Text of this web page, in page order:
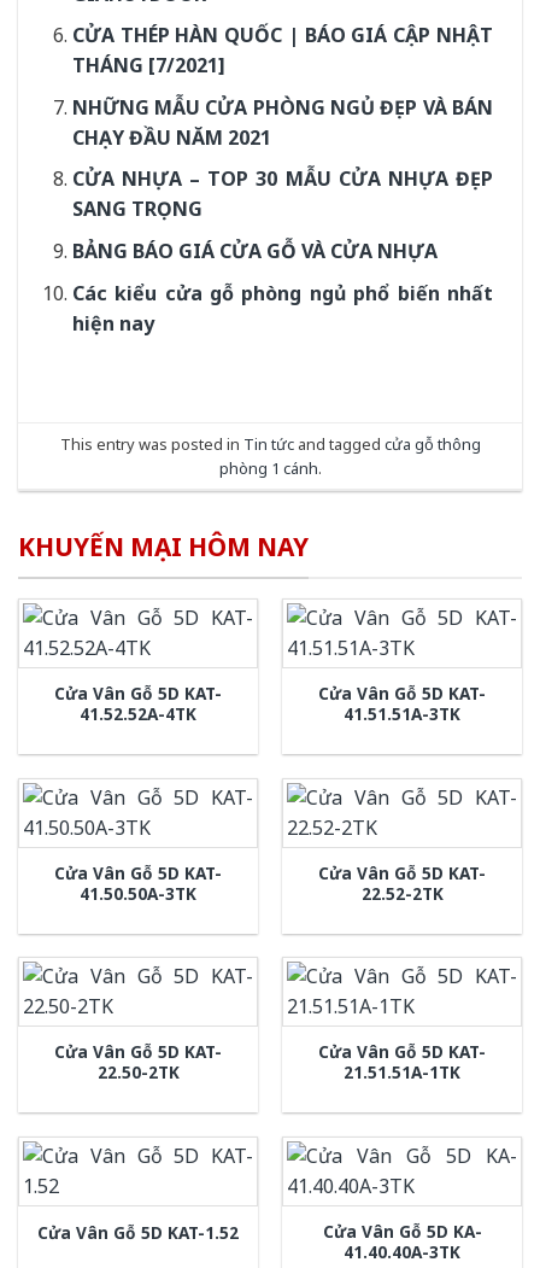
CỬA THÉP HÀN QUỐC | BÁO GIÁ CẬP NHẬT
THÁNG [7/2021]
NHỮNG MẪU CỬA PHÒNG NGỦ ĐẸP VÀ BÁN
CHẠY ĐẦU NĂM 2021
CỬA NHỰA – TOP 30 MẪU CỬA NHỰA ĐẸP
SANG TRỌNG
BẢNG BÁO GIÁ CỬA GỖ VÀ CỬA NHỰA
Các kiểu cửa gỗ phòng ngủ phổ biến nhất
hiện nay
This entry was posted in Tin tứcand tagged cửa gỗ thông
phòng 1 cánh.
KHUYẾN MẠI HÔM NAY
Cửa Vân Gỗ 5D KAT-
41.52.52A-4TK
Cửa Vân Gỗ 5D KAT-
41.51.51A-3TK
Cửa Vân Gỗ 5D KAT-
41.50.50A-3TK
Cửa Vân Gỗ 5D KAT-
22.52-2TK
Cửa Vân Gỗ 5D KAT-
22.50-2TK
Cửa Vân Gỗ 5D KAT-
21.51.51A-1TK
Cửa Vân Gỗ 5D KAT-1.52
Cửa Vân Gỗ 5D KA-
41.40.40A-3TK